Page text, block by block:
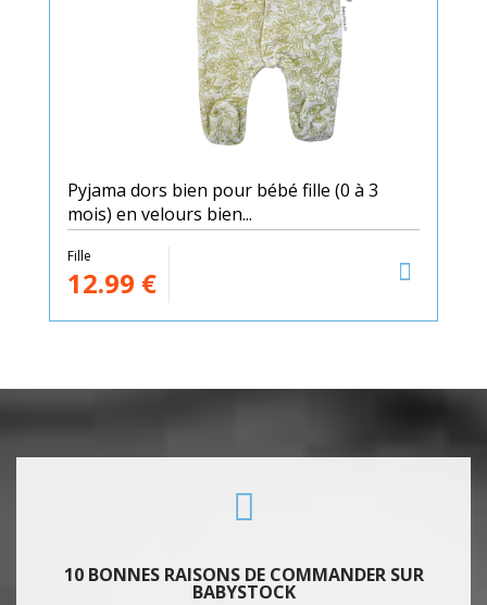
Pyjama dors bien pour bébé fille (0 à 3
mois) en velours bien...
Fille
12.99 €
10 BONNES RAISONS DE COMMANDER SUR
BABYSTOCK